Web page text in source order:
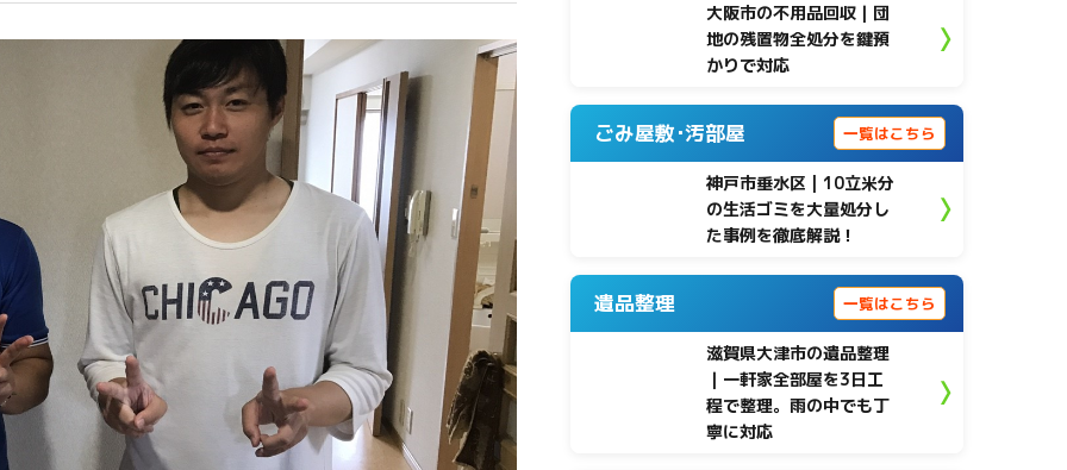
大阪市の不用品回収｜団
地の残置物全処分を鍵預
かりで対応
ごみ屋敷･汚部屋 一覧はこちら
神戸市垂水区 | 10立米分
の生活ゴミを大量処分し
た事例を徹底解説！
遺品整理 一覧はこちら
滋賀県大津市の遺品整理
｜一軒家全部屋を3日工
程で整理。雨の中でも丁
寧に対応